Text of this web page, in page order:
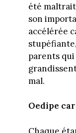
été
son
accélérée
parents
mal.
Oedipe
Chaque